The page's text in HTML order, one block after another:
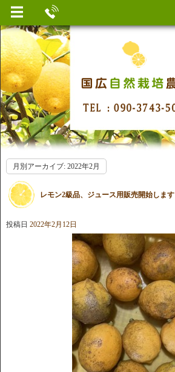
月別アーカイブ: 2022年2月
レモン2級品、ジュース用販売開始します
投稿日 2022年2月12日